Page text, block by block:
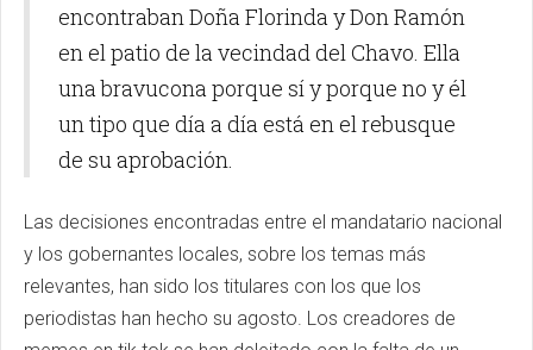
encontraban Doña Florinda y Don Ramón
en el patio de la vecindad del Chavo. Ella
una bravucona porque sí y porque no y él
un tipo que día a día está en el rebusque
de su aprobación.
Las decisiones encontradas entre el mandatario nacional
y los gobernantes locales, sobre los temas más
relevantes, han sido los titulares con los que los
periodistas han hecho su agosto. Los creadores de